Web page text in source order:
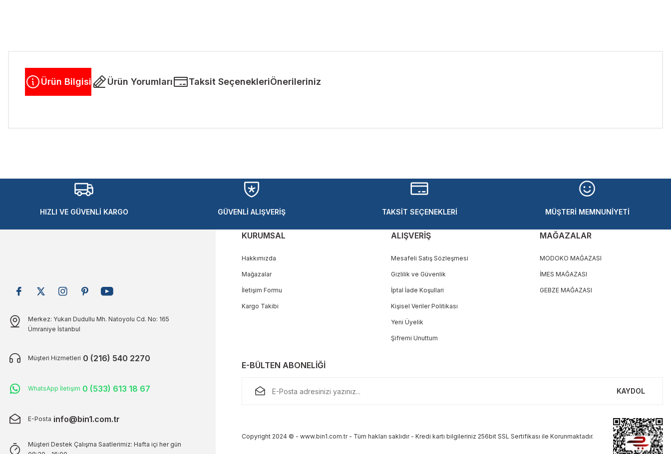
Ürün Bilgisi Ürün Yorumları Taksit SeçenekleriÖnerileriniz
Yorum Yaz
Ürün açıklamasında eksik bilgiler bulunuyor.
Ürün bilgilerinde hatalar bulunuyor.
Ürün fiyatı diğer sitelerden daha pahalı.
HIZLI VE GÜVENLİ KARGO GÜVENLİ ALIŞVERİŞ TAKSİT SEÇENEKLERİ MÜŞTERİ MEMNUNİYETİ
Merkez: Yukarı Dudullu Mh. Natoyolu Cd. No: 165
Ümraniye İstanbul
Müşteri Hizmetleri 0 (216) 540 2270
WhatsApp İletişim 0 (533) 613 18 67
E-Posta info@bin1.com.tr
Müşteri Destek Çalışma Saatlerimiz: Hafta içi her gün
KURUMSAL
Hakkımızda
Mağazalar
İletişim Formu
Kargo Takibi
ALIŞVERİŞ
Mesafeli Satış Sözleşmesi
Gizlilik ve Güvenlik
İptal İade Koşullari
Kişisel Veriler Politikası
Yeni Üyelik
Şifremi Unuttum
MAĞAZALAR
MODOKO MAĞAZASI
İMES MAĞAZASI
GEBZE MAĞAZASI
E-BÜLTEN ABONELİĞİ
KAYDOL
Copyright 2024 © - www.bin1.com.tr - Tüm hakları saklıdır - Kredi kartı bilgileriniz 256bit SSL Sertifikası ile Korunmaktadır.